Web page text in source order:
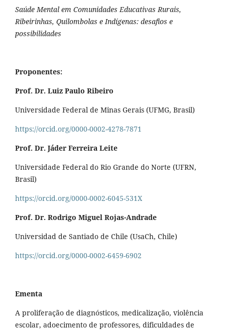
Saúde Mental em Comunidades Educativas Rurais,
Ribeirinhas, Quilombolas e Indígenas: desafios e
possibilidades
Proponentes:
Prof. Dr. Luiz Paulo Ribeiro
Universidade Federal de Minas Gerais (UFMG, Brasil)
https://orcid.org/0000-0002-4278-7871
Prof. Dr. Jáder Ferreira Leite
Universidade Federal do Rio Grande do Norte (UFRN,
Brasil)
https://orcid.org/0000-0002-6045-531X
Prof. Dr. Rodrigo Miguel Rojas-Andrade
Universidad de Santiado de Chile (UsaCh, Chile)
https://orcid.org/0000-0002-6459-6902
Ementa
A proliferação de diagnósticos, medicalização, violência
escolar, adoecimento de professores, dificuldades de